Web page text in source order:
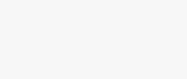
ремонт